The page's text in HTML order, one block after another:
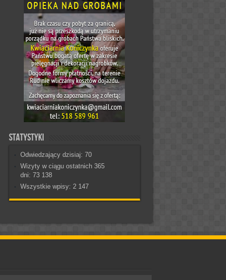
Statystyki
Odwiedzający dzisiaj: 70
Wizyty w ciągu ostatnich 365
dni: 73 138
Wszystkie wpisy: 2 147